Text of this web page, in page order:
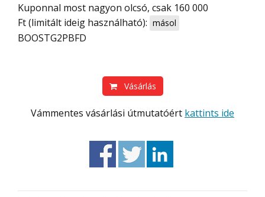
Kuponnal most nagyon olcsó, csak 160 000
Ft (limitált ideig használható): másol
BOOSTG2PBFD
Vásárlás
Vámmentes vásárlási útmutatóért kattints ide